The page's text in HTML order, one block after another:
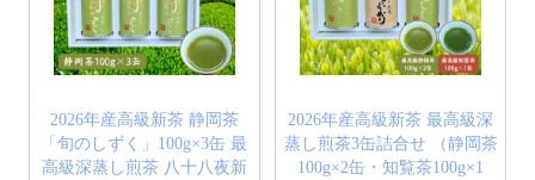
2026年産高級新茶 静岡茶
「旬のしずく」100g×3缶 最
高級深蒸し煎茶 八十八夜新
2026年産高級新茶 最高級深
蒸し煎茶3缶詰合せ （静岡茶
100g×2缶・知覧茶100g×1